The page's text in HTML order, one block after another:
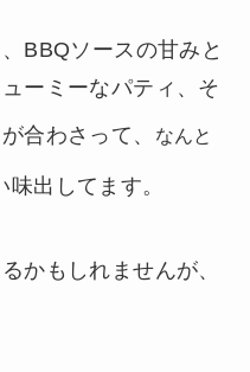
BBQソースの甘みと
ーミーなパティ、そ
合わさって、
なんと
出してます。
かもしれませんが、